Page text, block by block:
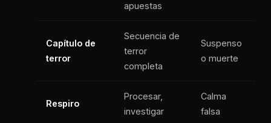
apuestas
Capítulo de
terror
Secuencia de
terror
completa
Suspenso
o muerte
Respiro
Procesar,
investigar
Calma
falsa